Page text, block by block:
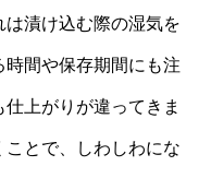
漬け込む際の湿気を
間や保存期間にも注
上がりが違ってきま
とで、しわしわにな